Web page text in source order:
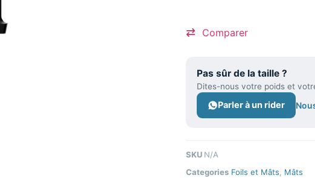
Comparer
Pas sûr de la taille ?
Dites-nous votre poids et
Parler à un rider
SKU N/A
Categories Foils et Mâts
Mâts